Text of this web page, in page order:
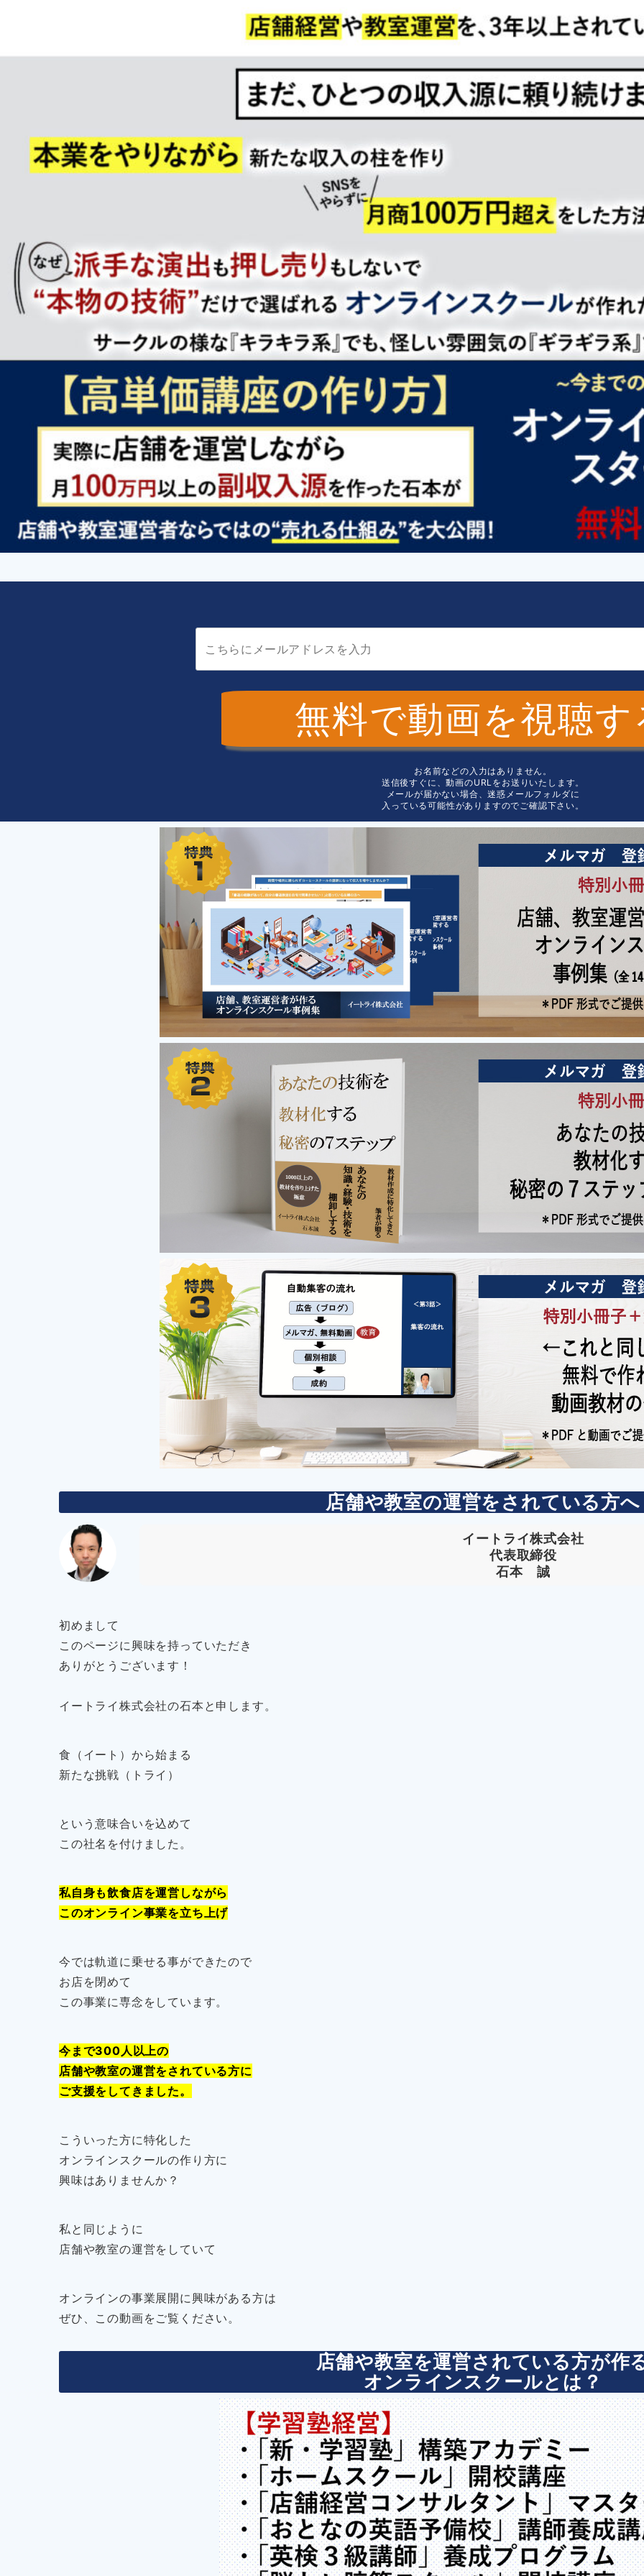
無料で動画を視聴す
お名前などの入力はありません。
送信後すぐに、動画のURLをお送りいたします。
メールが届かない場合、迷惑メールフォルダに
入っている可能性がありますのでご確認下さい。
店舗や教室の運営をされている方へ
イートライ株式会社
代表取締役
石本 誠
初めまして
このページに興味を持っていただき
ありがとうございます！
イートライ株式会社の石本と申します。
食（イート）から始まる
新たな挑戦（トライ）
という意味合いを込めて
この社名を付けました。
私自身も飲食店を運営しながら
このオンライン事業を立ち上げ
今では軌道に乗せる事ができたので
お店を閉めて
この事業に専念をしています。
今まで300人以上の
店舗や教室の運営をされている方に
ご支援をしてきました。
こういった方に特化した
オンラインスクールの作り方に
興味はありませんか？
私と同じように
店舗や教室の運営をしていて
オンラインの事業展開に興味がある方は
ぜひ、この動画をご覧ください。
店舗や教室を運営されている方が作
オンラインスクールとは？